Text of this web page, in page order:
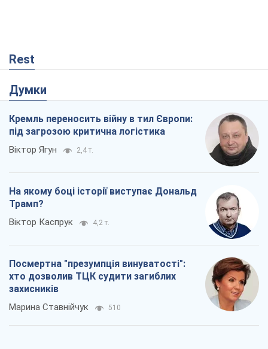
Rest
Думки
Кремль переносить війну в тил Європи:
під загрозою критична логістика
Віктор Ягун 2,4 т.
На якому боці історії виступає Дональд
Трамп?
Віктор Каспрук 4,2 т.
Посмертна "презумпція винуватості":
хто дозволив ТЦК судити загиблих
захисників
Марина Ставнійчук 510